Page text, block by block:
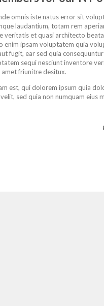
omnis iste natus error sit
laudantium, totam rem
veritatis et quasi architecto
enim ipsam voluptatem quia
fugit, ear sed quia
sequi nesciunt inventore
friunitre desitux.
est, qui dolorem ipsum quia
sed quia non numquam eius